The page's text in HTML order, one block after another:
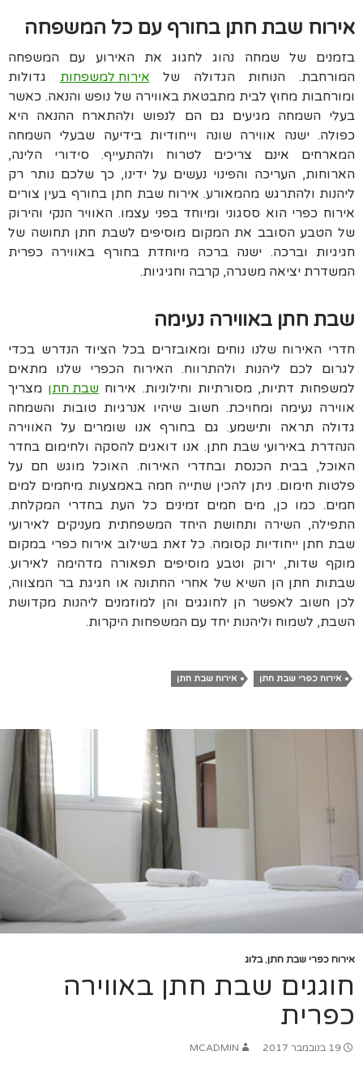
אירוח שבת חתן בחורף עם כל המשפחה
בזמנים של שמחה נהוג לחגוג את האירוע עם המשפחה
המורחבת. הנוחות הגדולה של
אירוח למשפחותגדולות
ומורחבות מחוץ לבית מתבטאת באווירה של נופש והנאה. כאשר
בעלי השמחה מגיעים גם הם לנפוש ולהתארח ההנאה היא
כפולה. ישנה אווירה שונה וייחודיות בידיעה שבעלי השמחה
המארחים אינם צריכים לטרוח ולהתעייף. סידורי הלינה,
הארוחות, העריכה והפינוי נעשים על ידינו, כך שלכם נותר רק
ליהנות ולהתרגש מהמאורע. אירוח שבת חתן בחורף בעין צורים
אירוח כפרי הוא ססגוני ומיוחד בפני עצמו. האוויר הנקי והירוק
של הטבע הסובב את המקום מוסיפים לשבת חתן תחושה של
חגיגיות וברכה. ישנה ברכה מיוחדת בחורף באווירה כפרית
המשדרת יציאה משגרה, קרבה וחגיגיות.
שבת חתן באווירה נעימה
חדרי האירוח שלנו נוחים ומאובזרים בכל הציוד הנדרש בכדי
לגרום לכם ליהנות ולהתרווח. האירוח הכפרי שלנו מתאים
למשפחות דתיות, מסורתיות וחילוניות. אירוח שבת חתןמצריך
אווירה נעימה ומחויכת. חשוב שיהיו אנרגיות טובות והשמחה
גדולה תראה ותישמע. גם בחורף אנו שומרים על האווירה
הנהדרת באירועי שבת חתן. אנו דואגים להסקה ולחימום בחדר
האוכל, בבית הכנסת ובחדרי האירוח. האוכל מוגש חם על
פלטות חימום. ניתן להכין שתייה חמה באמצעות מיחמים למים
חמים. כמו כן, מים חמים זמינים כל העת בחדרי המקלחת.
התפילה, השירה ותחושת היחד המשפחתית מעניקים לאירועי
שבת חתן ייחודיות קסומה. כל זאת בשילוב אירוח כפרי במקום
מוקף שדות, ירוק וטבע מוסיפים תפאורה מדהימה לאירוע.
שבתות חתן הן השיא של אחרי החתונה או חגיגת בר המצווה,
לכן חשוב לאפשר הן לחוגגים והן למוזמנים ליהנות מקדושת
השבת, לשמוח וליהנות יחד עם המשפחות היקרות.
אירוח כפרי שבת חתן אירוח שבת חתן
אירוח כפרי שבת חתן,בלוג
חוגגים שבת חתן באווירה
כפרית
19 בנובמבר 2017 MCADMIN